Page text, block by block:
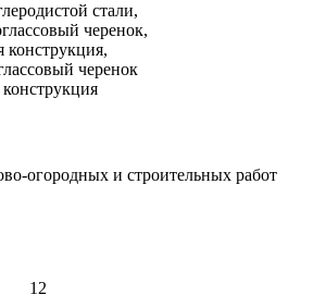
стали,
черенок,
конструкция,
черенок
огородных и строительных работ
12